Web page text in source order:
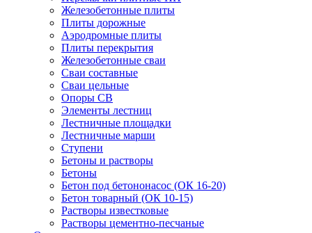
Железобетонные плиты
Плиты дорожные
Аэродромные плиты
Плиты перекрытия
Железобетонные сваи
Сваи составные
Сваи цельные
Опоры СВ
Элементы лестниц
Лестничные площадки
Лестничные марши
Ступени
Бетоны и растворы
Бетоны
Бетон под бетононасос (ОК 16-20)
Бетон товарный (ОК 10-15)
Растворы известковые
Растворы цементно-песчаные